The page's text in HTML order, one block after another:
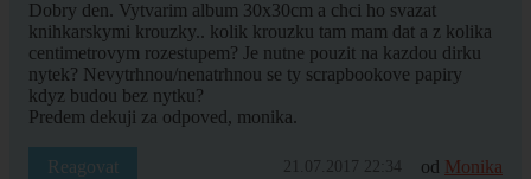
Dobry den. Vytvarim album 30x30cm a chci ho svazat
knihkarskymi krouzky.. kolik krouzku tam mam dat a z kolika
centimetrovym rozestupem? Je nutne pouzit na kazdou dirku
nytek? Nevytrhnou/nenatrhnou se ty scrapbookove papiry
kdyz budou bez nytku?
Predem dekuji za odpoved, monika.
Reagovat 21.07.2017 22:34 od Monika